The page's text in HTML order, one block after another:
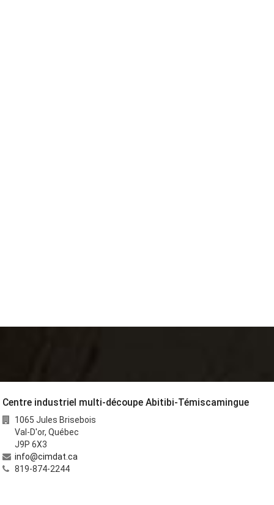
Centre industriel multi-découpe Abitibi-Témiscamingue
1065 Jules Brisebois
Val-D'or,Québec
J9P 6X3
info@cimdat.ca
819-874-2244